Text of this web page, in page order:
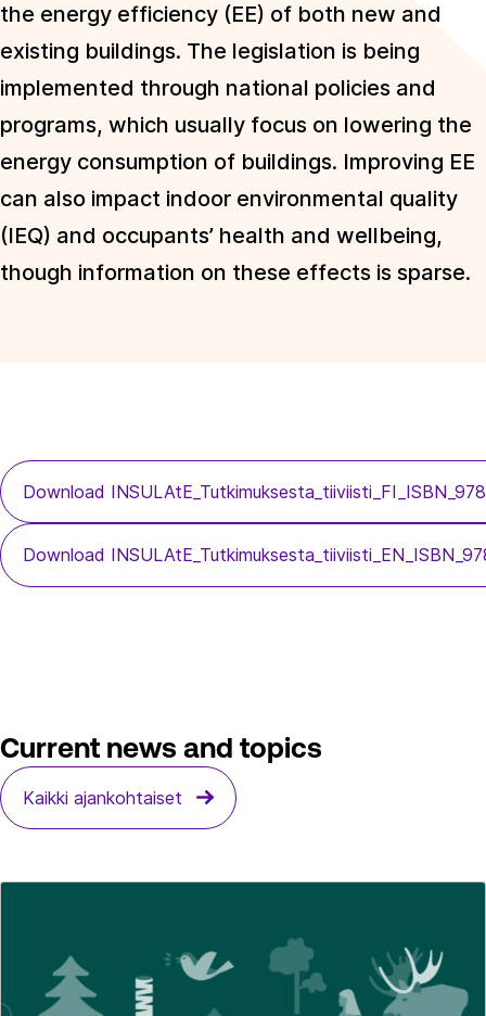
the energy efficiency (EE) of both new and
existing buildings. The legislation is being
implemented through national policies and
programs, which usually focus on lowering the
energy consumption of buildings. Improving EE
can also impact indoor environmental quality
(IEQ) and occupants’ health and wellbeing,
though information on these effects is sparse.
Download
Download
Current news and topics
Kaikki ajankohtaiset